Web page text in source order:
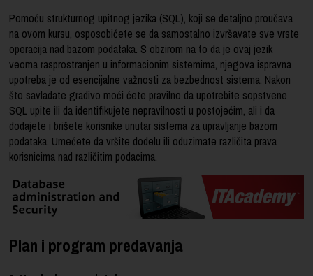
Pomoću strukturnog upitnog jezika (SQL), koji se detaljno proučava
na ovom kursu, osposobićete se da samostalno izvršavate sve vrste
operacija nad bazom podataka. S obzirom na to da je ovaj jezik
veoma rasprostranjen u informacionim sistemima, njegova ispravna
upotreba je od esencijalne važnosti za bezbednost sistema. Nakon
što savladate gradivo moći ćete pravilno da upotrebite sopstvene
SQL upite ili da identifikujete nepravilnosti u postojećim, ali i da
dodajete i brišete korisnike unutar sistema za upravljanje bazom
podataka. Umećete da vršite dodelu ili oduzimate različita prava
korisnicima nad različitim podacima.
Plan i program predavanja